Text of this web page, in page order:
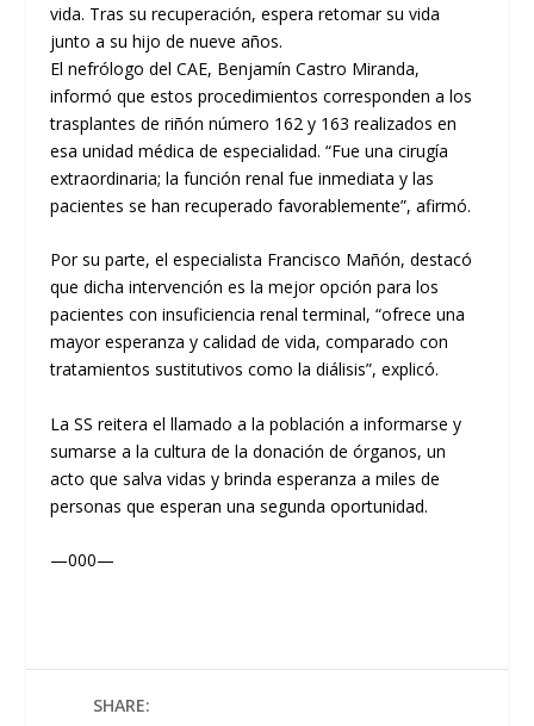
vida. Tras su recuperación, espera retomar su vida
junto a su hijo de nueve años.
El nefrólogo del CAE, Benjamín Castro Miranda,
informó que estos procedimientos corresponden a los
trasplantes de riñón número 162 y 163 realizados en
esa unidad médica de especialidad. “Fue una cirugía
extraordinaria; la función renal fue inmediata y las
pacientes se han recuperado favorablemente”, afirmó.
Por su parte, el especialista Francisco Mañón, destacó
que dicha intervención es la mejor opción para los
pacientes con insuficiencia renal terminal, “ofrece una
mayor esperanza y calidad de vida, comparado con
tratamientos sustitutivos como la diálisis”, explicó.
La SS reitera el llamado a la población a informarse y
sumarse a la cultura de la donación de órganos, un
acto que salva vidas y brinda esperanza a miles de
personas que esperan una segunda oportunidad.
—000—
SHARE: